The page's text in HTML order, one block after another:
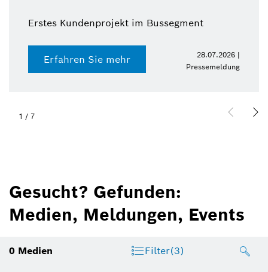
Erstes Kundenprojekt im Bussegment
Erfahren Sie mehr
28.07.2026 |
Pressemeldung
1 / 7
Gesucht? Gefunden:
Medien, Meldungen, Events
0 Medien Filter(3)